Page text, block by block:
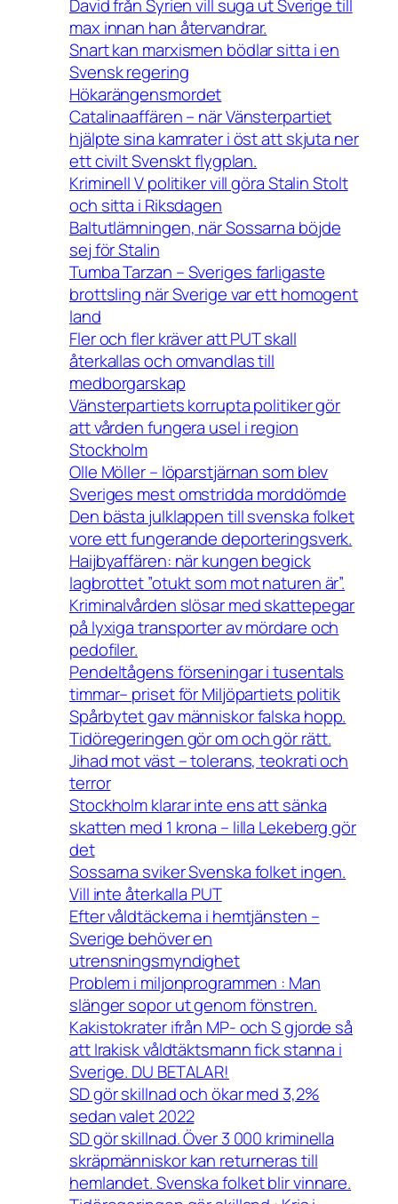
David från Syrien vill suga ut Sverige till
max innan han återvandrar.
Snart kan marxismen bödlar sitta i en
Svensk regering
Hökarängensmordet
Catalinaaffären – när Vänsterpartiet
hjälpte sina kamrater i öst att skjuta ner
ett civilt Svenskt flygplan.
Kriminell V politiker vill göra Stalin Stolt
och sitta i Riksdagen
Baltutlämningen, när Sossarna böjde
sej för Stalin
Tumba Tarzan – Sveriges farligaste
brottsling när Sverige var ett homogent
land
Fler och fler kräver att PUT skall
återkallas och omvandlas till
medborgarskap
Vänsterpartiets korrupta politiker gör
att vården fungera usel i region
Stockholm
Olle Möller – löparstjärnan som blev
Sveriges mest omstridda morddömde
Den bästa julklappen till svenska folket
vore ett fungerande deporteringsverk.
Haijbyaffären: när kungen begick
lagbrottet ”otukt som mot naturen är”.
Kriminalvården slösar med skattepegar
på lyxiga transporter av mördare och
pedofiler.
Pendeltågens förseningar i tusentals
timmar– priset för Miljöpartiets politik
Spårbytet gav människor falska hopp.
Tidöregeringen gör om och gör rätt.
Jihad mot väst – tolerans, teokrati och
terror
Stockholm klarar inte ens att sänka
skatten med 1 krona – lilla Lekeberg gör
det
Sossarna sviker Svenska folket ingen.
Vill inte återkalla PUT
Efter våldtäckerna i hemtjänsten –
Sverige behöver en
utrensningsmyndighet
Problem i miljonprogrammen : Man
slänger sopor ut genom fönstren.
Kakistokrater ifrån MP- och S gjorde så
att Irakisk våldtäktsmann fick stanna i
Sverige. DU BETALAR!
SD gör skillnad och ökar med 3,2%
sedan valet 2022
SD gör skillnad. Över 3 000 kriminella
skräpmänniskor kan returneras till
hemlandet. Svenska folket blir vinnare.